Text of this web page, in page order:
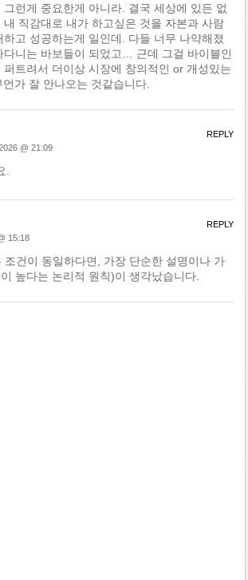
런게 중요한게 아니라. 결국 세상에 있든 없
내 직감대로 내가 하고싶은 것을 자본과 사람
고 성공하는게 일인데. 다들 너무 나약해졌
다니는 바보들이 되었고… 근데 그걸 바이블인
퍼트려서 더이상 시장에 창의적인 or 개성있는
가 잘 안나오는 것같습니다.
@ 21:09
.
REPLY
15:18
조건이 동일하다면, 가장 단순한 설명이나 가
높다는 논리적 원칙)이 생각났습니다.
REPLY